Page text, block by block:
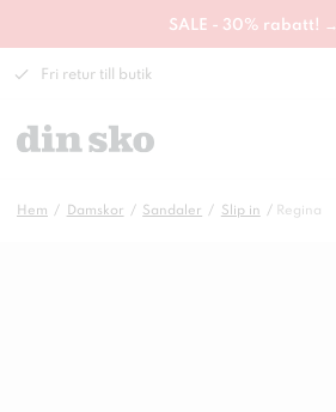
SALE - 30% rabatt! →
Fri retur till butik
Hem Damskor Sandaler Slip in Regina